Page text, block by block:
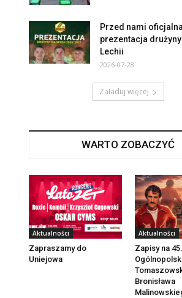
Przed nami oficjalna
prezentacja
Lechii
2026-07-28
Załaduj więcej
WARTO ZOBACZYĆ
Aktualności
Zapraszamy do
Uniejowa
Aktualności
Zapisy na 45.
Bronisława